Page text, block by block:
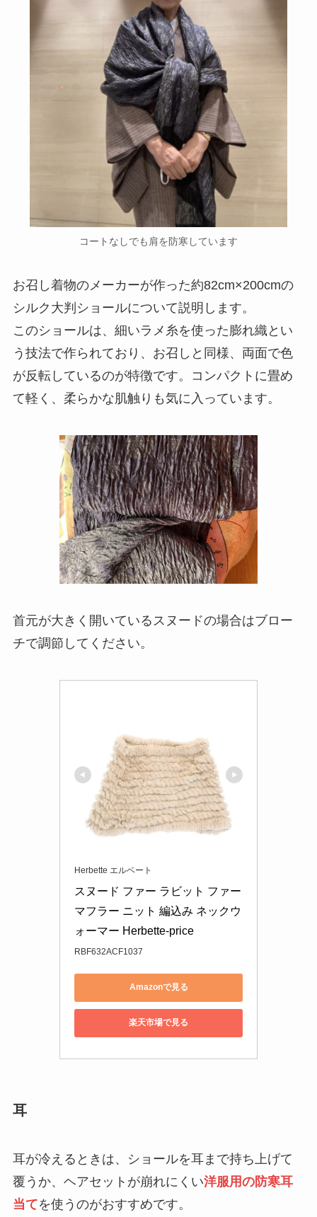
コートなしでも肩を防寒しています
お召し着物のメーカーが作った約82cm×200cmの
シルク大判ショールについて説明します。
このショールは、細いラメ糸を使った膨れ織とい
う技法で作られており、お召しと同様、両面で色
が反転しているのが特徴です。コンパクトに畳め
て軽く、柔らかな肌触りも気に入っています。
首元が大きく開いているスヌードの場合はブロー
チで調節してください。
Herbette エルベート
スヌード ファー ラビット ファー
マフラー ニット 編込み ネックウ
ォーマー Herbette-price
RBF632ACF1037
Amazonで見る
楽天市場で見る
耳
耳が冷えるときは、ショールを耳まで持ち上げて
覆うか、ヘアセットが崩れにくい洋服用の防寒耳
当てを使うのがおすすめです。